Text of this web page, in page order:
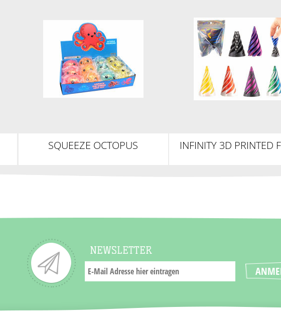
SQUEEZE OCTOPUS
INFINITY 3D PRINTED
NEWSLETTER